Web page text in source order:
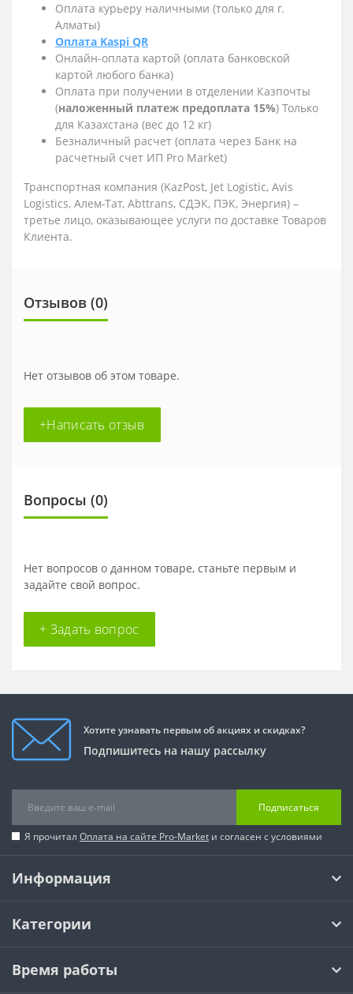
Оплата курьеру наличными (только для г.
Алматы)
Оплата Kaspi QR
Онлайн-оплата картой (оплата банковской
картой любого банка)
Оплата при получении в отделении Казпочты
(наложенный платеж предоплата 15%) Только
для Казахстана (вес до 12 кг)
Безналичный расчет (оплата через Банк на
расчетный счет ИП Pro Market)
Транспортная компания (KazPost, Jet Logistic, Avis
Logistics, Алем-Тат, Abttrans, СДЭК, ПЭК, Энергия) –
третье лицо, оказывающее услуги по доставке Товаров
Клиента.
Отзывов (0)
Нет отзывов об этом товаре.
+Написать отзыв
Вопросы (0)
Нет вопросов о данном товаре, станьте первым и
задайте свой вопрос.
+ Задать вопрос
Хотите узнавать первым об акциях и скидках?
Подпишитесь на нашу рассылку
Подписаться
Я прочитал Оплата на сайте Pro-Market и согласен с условиями
Информация
Категории
Время работы